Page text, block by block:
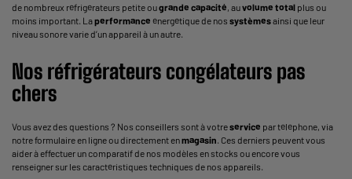
de nombreux réfrigérateurs petite ougrande capacité , auvolume total plus ou
moins important. Laperformance énergétique de nos systèmesainsi que leur
niveau sonore varie d’un appareil à un autre.
Nos réfrigérateurs congélateurs pas
chers
Vous avez des questions ? Nos conseillers sont à votreservice par téléphone, via
notre formulaire en ligne ou directement enmagasin . Ces derniers peuvent vous
aider à effectuer un comparatif de nos modèles en stocks ou encore vous
renseigner sur les caractéristiques techniques de nos appareils.